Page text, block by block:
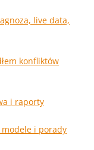
live data,
konfliktów
i raporty
modele i porady